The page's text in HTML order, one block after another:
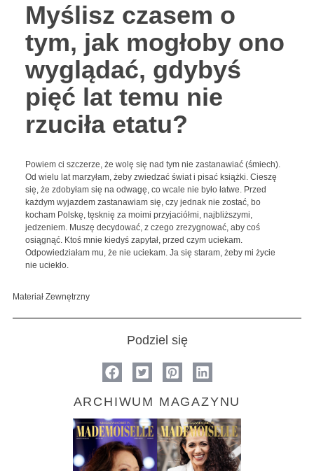
Myślisz czasem o
tym, jak mogłoby ono
wyglądać, gdybyś
pięć lat temu nie
rzuciła etatu?
Powiem ci szczerze, że wolę się nad tym nie zastanawiać (śmiech).
Od wielu lat marzyłam, żeby zwiedzać świat i pisać książki. Cieszę
się, że zdobyłam się na odwagę, co wcale nie było łatwe. Przed
każdym wyjazdem zastanawiam się, czy jednak nie zostać, bo
kocham Polskę, tęsknię za moimi przyjaciółmi, najbliższymi,
jedzeniem. Muszę decydować, z czego zrezygnować, aby coś
osiągnąć. Ktoś mnie kiedyś zapytał, przed czym uciekam.
Odpowiedziałam mu, że nie uciekam. Ja się staram, żeby mi życie
nie uciekło.
Materiał Zewnętrzny
Podziel się
ARCHIWUM MAGAZYNU